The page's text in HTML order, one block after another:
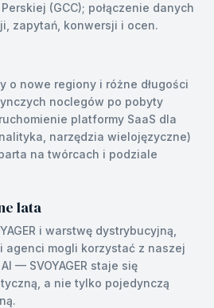
(GCC); połączenie danych
zapytań, konwersji i ocen.
o nowe regiony i różne długości
noclegów po pobyty
platformy SaaS dla
narzędzia wielojęzyczne)
na twórcach i podziale
lata
i warstwę dystrybucyjną,
agenci mogli korzystać z naszej
— SVOYAGER staje się
a nie tylko pojedynczą